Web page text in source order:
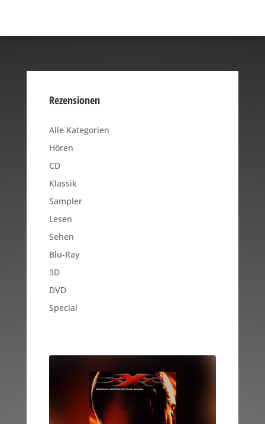
Rezensionen
Alle Kategorien
Hören
CD
Klassik
Sampler
Lesen
Sehen
Blu-Ray
3D
DVD
Special